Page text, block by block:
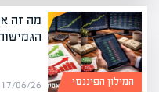
מה זה
17/06/26 | מערכת אפיק המילון הפיננסי